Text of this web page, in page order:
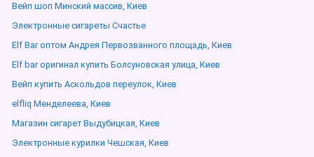
Вейп шоп Минский массив, Киев
Электронные сигареты Счастье
Elf Bar оптом Андрея Первозванного площадь, Киев
Elf bar оригинал купить Болсуновская улица, Киев
Вейп купить Аскольдов переулок, Киев
elfliq Менделеева, Киев
Магазин сигарет Выдубицкая, Киев
Электронные курилки Чешская, Киев